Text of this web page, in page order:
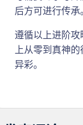
后方可进行传承
遵循以上进阶
上从零到真神
异彩。